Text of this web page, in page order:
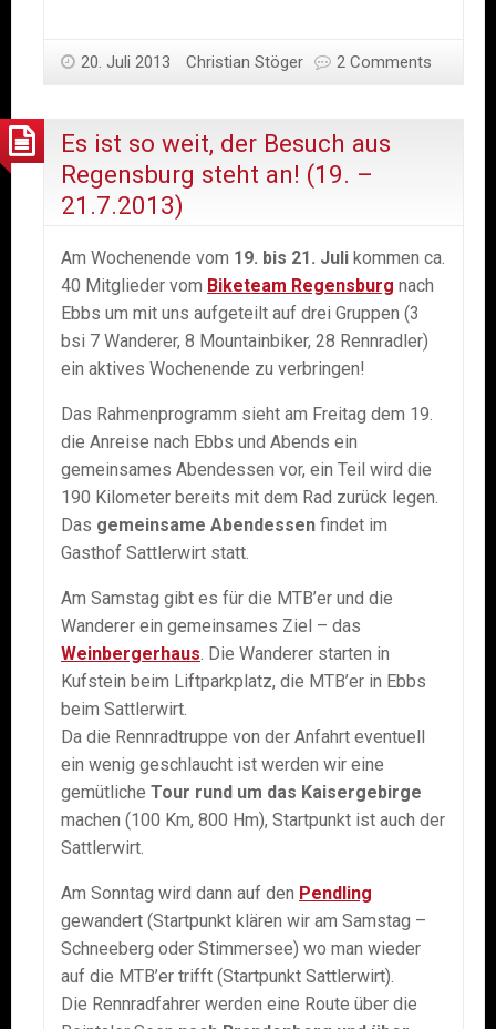
mit
Regensburg
20. Juli 2013 Christian Stöger 2 Comments
Es ist so weit, der Besuch aus
Regensburg steht an! (19. –
21.7.2013)
Am Wochenende vom 19. bis 21. Juli kommen ca.
40 Mitglieder vom Biketeam Regensburg nach
Ebbs um mit uns aufgeteilt auf drei Gruppen (3
bsi 7 Wanderer, 8 Mountainbiker, 28 Rennradler)
ein aktives Wochenende zu verbringen!
Das Rahmenprogramm sieht am Freitag dem 19.
die Anreise nach Ebbs und Abends ein
gemeinsames Abendessen vor, ein Teil wird die
190 Kilometer bereits mit dem Rad zurück legen.
Das gemeinsame Abendessen findet im
Gasthof Sattlerwirt statt.
Am Samstag gibt es für die MTB’er und die
Wanderer ein gemeinsames Ziel – das
Weinbergerhaus . Die Wanderer starten in
Kufstein beim Liftparkplatz, die MTB’er in Ebbs
beim Sattlerwirt.
Da die Rennradtruppe von der Anfahrt eventuell
ein wenig geschlaucht ist werden wir eine
gemütliche Tour rund um das Kaisergebirge
machen (100 Km, 800 Hm), Startpunkt ist auch der
Sattlerwirt.
Am Sonntag wird dann auf den Pendling
gewandert (Startpunkt klären wir am Samstag –
Schneeberg oder Stimmersee) wo man wieder
auf die MTB’er trifft (Startpunkt Sattlerwirt).
Die Rennradfahrer werden eine Route über die